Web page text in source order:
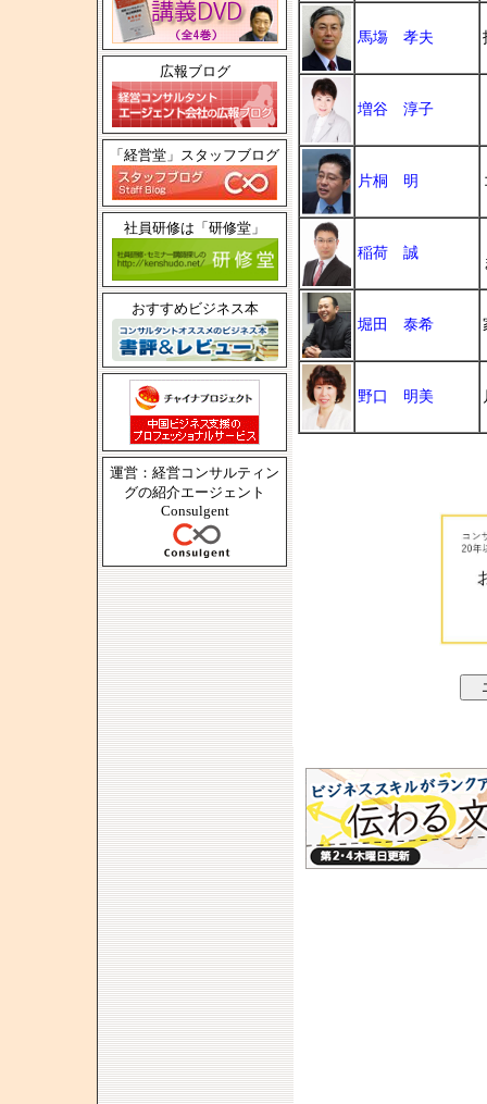
広報ブログ
「経営堂」スタッフブログ
社員研修は「研修堂」
おすすめビジネス本
運営：経営コンサルティン
グの紹介エージェント
Consulgent
馬塲 孝夫
増谷 淳子
片桐 明
稲荷 誠
堀田 泰希
野口 明美